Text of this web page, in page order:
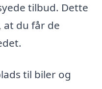
tilbud. Dette
at du får de
til biler og